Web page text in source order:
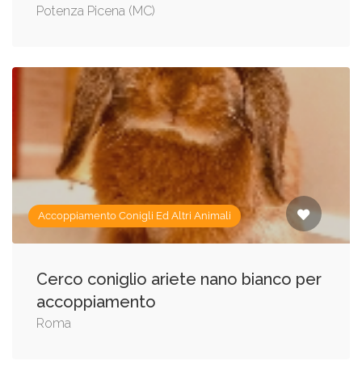
Potenza Picena (MC)
Accoppiamento Conigli Ed Altri Animali
Cerco coniglio ariete nano bianco per
accoppiamento
Roma